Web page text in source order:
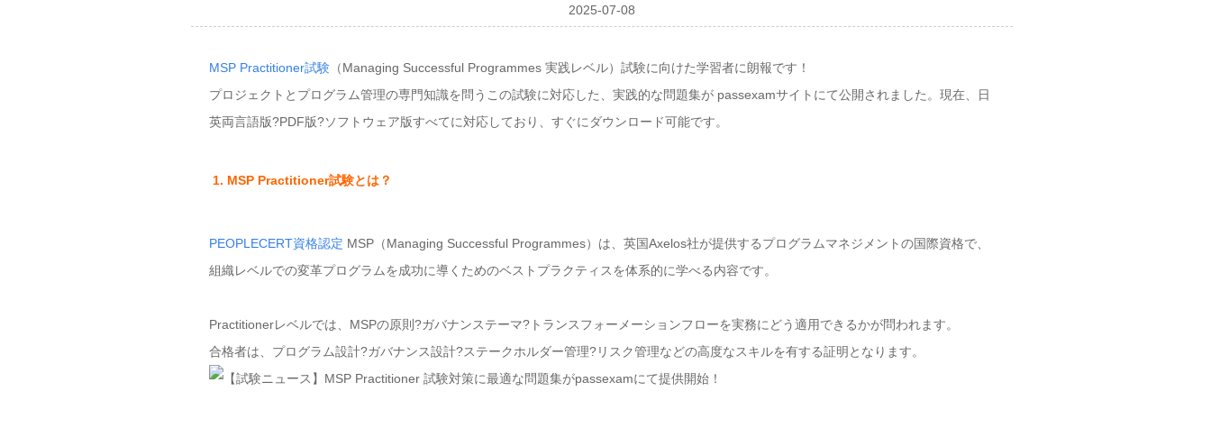
2025-07-08
MSP Practitioner試験 （Managing Successful Programmes 実践レベル）試験に向けた学習者に朗報です！
プロジェクトとプログラム管理の専門知識を問うこの試験に対応した、実践的な問題集が passexamサイトにて公開されました。現在、日
英両言語版?PDF版?ソフトウェア版すべてに対応しており、すぐにダウンロード可能です。
1. MSP Practitioner試験とは？
PEOPLECERT資格認定 MSP（Managing Successful Programmes）は、英国Axelos社が提供するプログラムマネジメントの国際資格で、
組織レベルでの変革プログラムを成功に導くためのベストプラクティスを体系的に学べる内容です。
Practitionerレベルでは、MSPの原則?ガバナンステーマ?トランスフォーメーションフローを実務にどう適用できるかが問われます。
合格者は、プログラム設計?ガバナンス設計?ステークホルダー管理?リスク管理などの高度なスキルを有する証明となります。